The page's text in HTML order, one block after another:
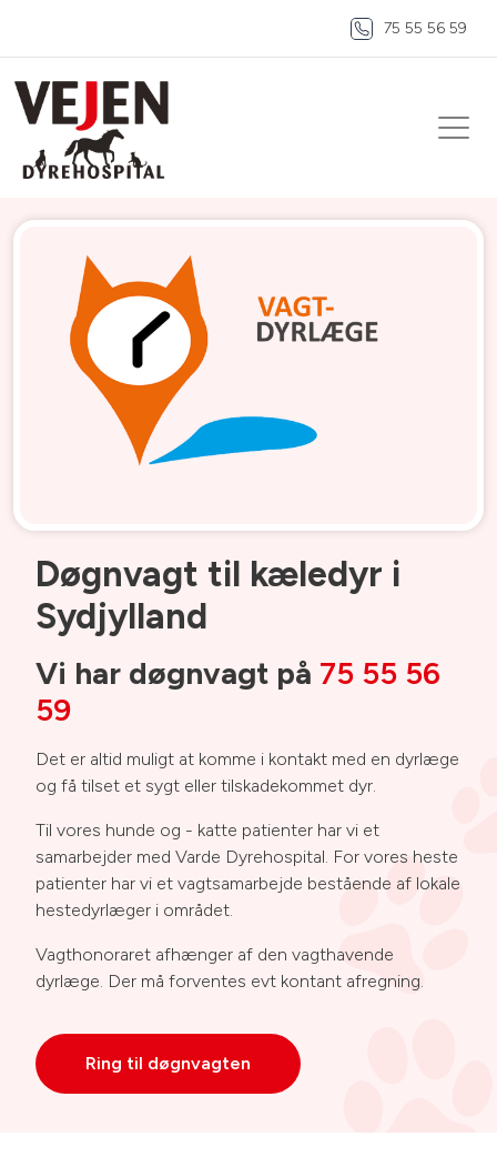
75 55 56 59
Døgnvagt til kæledyr i
Sydjylland
Vi har døgnvagt på 75 55 56
59
Det er altid muligt at komme i kontakt med en dyrlæge
og få tilset et sygt eller tilskadekommet dyr.
Til vores hunde og - katte patienter har vi et
samarbejder med Varde Dyrehospital. For vores heste
patienter har vi et vagtsamarbejde bestående af lokale
hestedyrlæger i området.
Vagthonoraret afhænger af den vagthavende
dyrlæge. Der må forventes evt kontant afregning.
Ring til døgnvagten